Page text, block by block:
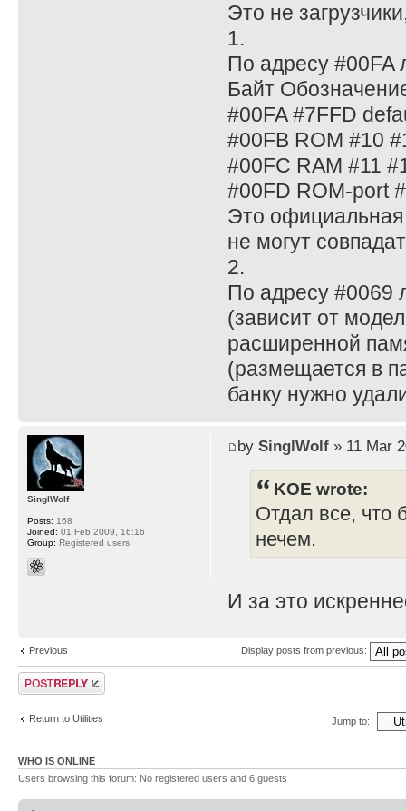
Это не
1.
По адресу #00FA
Байт
#00FA #7FFD
#00FB ROM #10
#00FC RAM #11
#00FD ROM-port
Это официальная
не могут
2.
По адресу #0069
(зависит от
расширенной
(размещается в
банку нужно
by SinglWolf» 11 Mar
KOE wrote:
Отдал все, что
нечем.
И за это
SinglWolf
Posts: 168
Joined: 01 Feb 2009, 16:16
Group: Registered users
Previous Display posts from previous:
Post a reply
Return to Utilities Jump to:
WHO IS ONLINE
Users browsing this forum: No registered users and 6 guests